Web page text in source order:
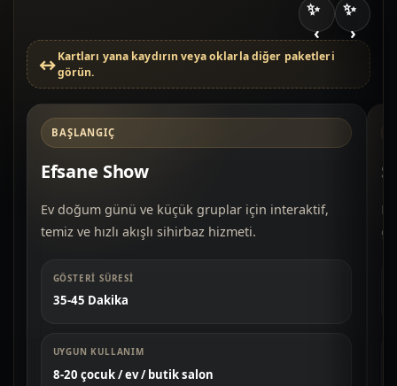
‹ ›
Kartları yana kaydırın veya oklarla diğer paketleri
görün.
BAŞLANGIÇ
Efsane Show
Ev doğum günü ve küçük gruplar için interaktif,
temiz ve hızlı akışlı sihirbaz hizmeti.
GÖSTERI SÜRESI
35-45 Dakika
UYGUN KULLANIM
8-20 çocuk / ev / butik salon